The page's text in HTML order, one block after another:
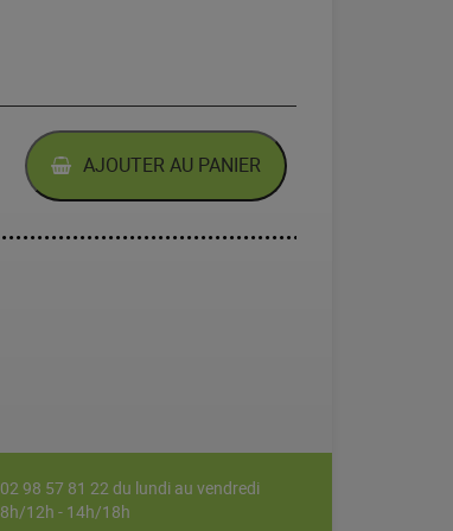
AJOUTER AU PANIER
02 98 57 81 22 du lundi au vendredi
8h/12h - 14h/18h